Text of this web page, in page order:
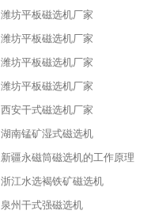
潍坊平板磁选机厂家
潍坊平板磁选机厂家
潍坊平板磁选机厂家
潍坊平板磁选机厂家
西安干式磁选机厂家
湖南锰矿湿式磁选机
新疆永磁筒磁选机的工作原理
浙江水选褐铁矿磁选机
泉州干式强磁选机